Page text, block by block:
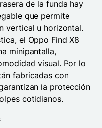
de la funda hay
que permite
vertical u horizontal.
el Oppo Find X8
minipantalla,
visual. Por lo
fabricadas con
la protección
cotidianos.